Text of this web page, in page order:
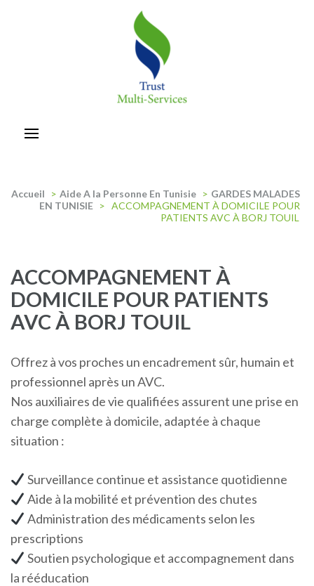
Accueil > Aide A la Personne En Tunisie > GARDES MALADES
EN TUNISIE > ACCOMPAGNEMENT À DOMICILE POUR
PATIENTS AVC À BORJ TOUIL
ACCOMPAGNEMENT À
DOMICILE POUR PATIENTS
AVC À BORJ TOUIL
Offrez à vos proches un encadrement sûr, humain et
professionnel après un AVC.
Nos auxiliaires de vie qualifiées assurent une prise en
charge complète à domicile, adaptée à chaque
situation :
Surveillance continue et assistance quotidienne
Aide à la mobilité et prévention des chutes
Administration des médicaments selon les
prescriptions
Soutien psychologique et accompagnement dans
la rééducation